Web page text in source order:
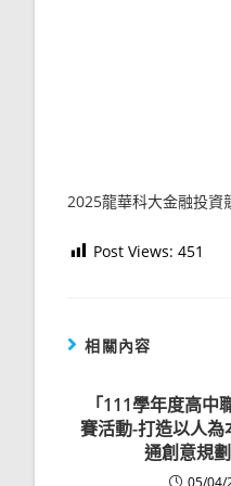
2025龍華科大金融投資
Post Views: 451
相關內容
「111學年度高中
賽活動-打造以人
通創意規劃
05/04/